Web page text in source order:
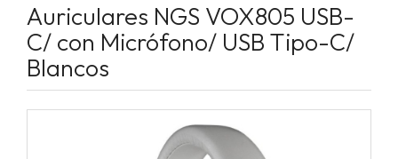
Auriculares NGS VOX805 USB-
C/ con Micrófono/ USB Tipo-C/
Blancos